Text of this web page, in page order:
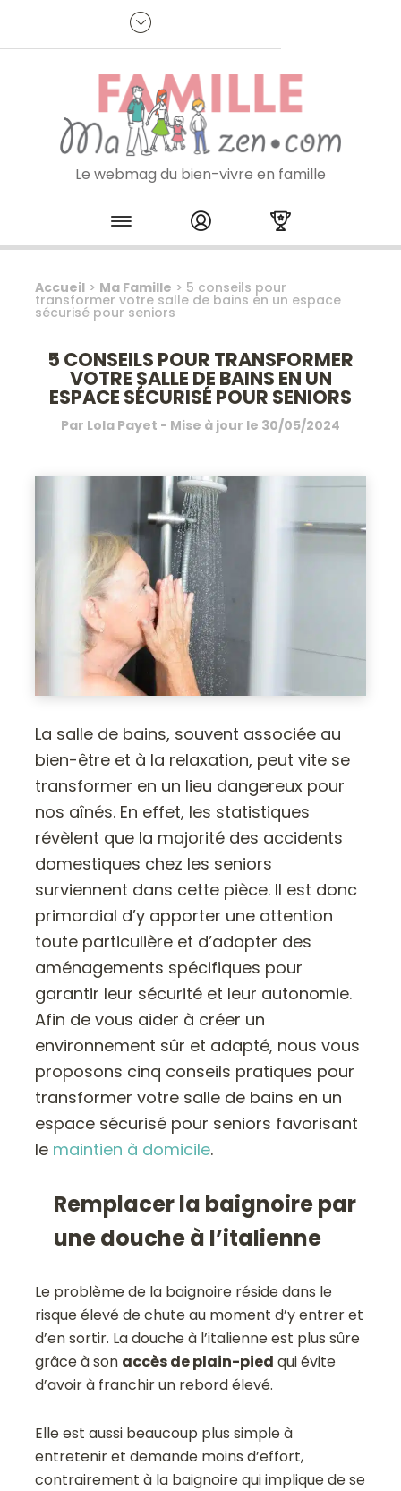
Je m'inscris à la newsletter
Le webmag du bien-vivre en famille
Skip to content
Accueil > Ma Famille > 5 conseils pour
transformer votre salle de bains en un espace
sécurisé pour seniors
5 CONSEILS POUR TRANSFORMER
VOTRE SALLE DE BAINS EN UN
ESPACE SÉCURISÉ POUR SENIORS
Par Lola Payet - Mise à jour le 30/05/2024
La salle de bains, souvent associée au
bien-être et à la relaxation, peut vite se
transformer en un lieu dangereux pour
nos aînés. En effet, les statistiques
révèlent que la majorité des accidents
domestiques chez les seniors
surviennent dans cette pièce. Il est donc
primordial d’y apporter une attention
toute particulière et d’adopter des
aménagements spécifiques pour
garantir leur sécurité et leur autonomie.
Afin de vous aider à créer un
environnement sûr et adapté, nous vous
proposons cinq conseils pratiques pour
transformer votre salle de bains en un
espace sécurisé pour seniors favorisant
le maintien à domicile.
Remplacer la baignoire par
une douche à l’italienne
Le problème de la baignoire réside dans le
risque élevé de chute au moment d’y entrer et
d’en sortir. La douche à l’italienne est plus sûre
grâce à son accès de plain-pied qui évite
d’avoir à franchir un rebord élevé.
Elle est aussi beaucoup plus simple à
entretenir et demande moins d’effort,
contrairement à la baignoire qui implique de se
Panneau de gestion des cookies